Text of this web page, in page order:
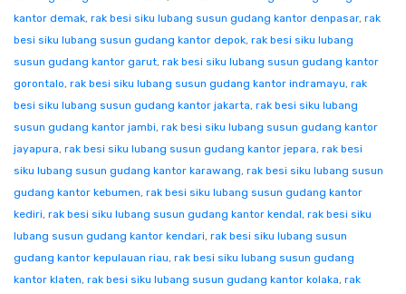
kantor demak, rak besi siku lubang susun gudang kantor denpasar, rak
besi siku lubang susun gudang kantor depok, rak besi siku lubang
susun gudang kantor garut, rak besi siku lubang susun gudang kantor
gorontalo, rak besi siku lubang susun gudang kantor indramayu, rak
besi siku lubang susun gudang kantor jakarta, rak besi siku lubang
susun gudang kantor jambi, rak besi siku lubang susun gudang kantor
jayapura, rak besi siku lubang susun gudang kantor jepara, rak besi
siku lubang susun gudang kantor karawang, rak besi siku lubang susun
gudang kantor kebumen, rak besi siku lubang susun gudang kantor
kediri, rak besi siku lubang susun gudang kantor kendal, rak besi siku
lubang susun gudang kantor kendari, rak besi siku lubang susun
gudang kantor kepulauan riau, rak besi siku lubang susun gudang
kantor klaten, rak besi siku lubang susun gudang kantor kolaka, rak